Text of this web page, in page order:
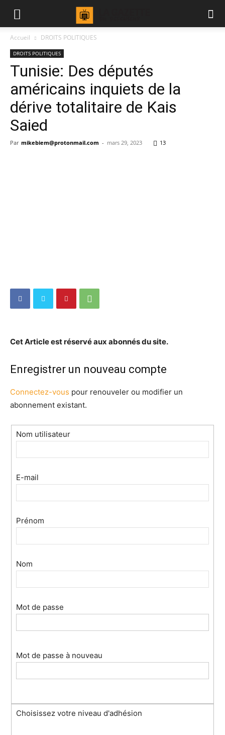
Accueil DROITS POLITIQUES
DROITS POLITIQUES
Tunisie: Des députés
américains inquiets de la
dérive totalitaire de Kais
Saied
Par mikebiem@protonmail.com - mars 29, 2023 13
Cet Article est réservé aux abonnés du site.
Enregistrer un nouveau compte
Connectez-vous pour renouveler ou modifier un
abonnement existant.
Nom utilisateur
E-mail
Prénom
Nom
Mot de passe
Mot de passe à nouveau
Choisissez votre niveau d'adhésion